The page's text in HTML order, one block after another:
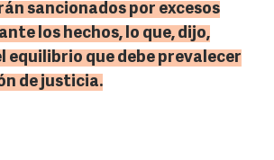
sancionados por excesos
los hechos, lo que, dijo,
equilibrio que debe prevalecer
de justicia.